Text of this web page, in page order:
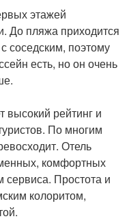
этажей
До пляжа приходится
соседским, поэтому
есть, но он очень
высокий рейтинг и
По многим
Отель
комфортных
сервиса. Простота и
колоритом,